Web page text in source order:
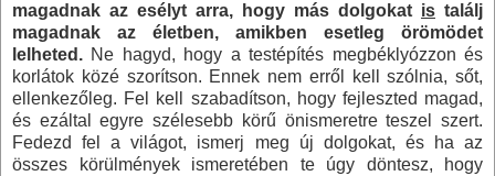
magadnak az esélyt arra, hogy más dolgokat is találj
magadnak az életben, amikben esetleg örömödet
lelheted. Ne hagyd, hogy a testépítés megbéklyózzon és
korlátok közé szorítson. Ennek nem erről kell szólnia, sőt,
ellenkezőleg. Fel kell szabadítson, hogy fejleszted magad,
és ezáltal egyre szélesebb körű önismeretre teszel szert.
Fedezd fel a világot, ismerj meg új dolgokat, és ha az
összes körülmények ismeretében te úgy döntesz, hogy